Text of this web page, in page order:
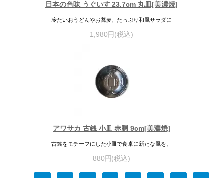
日本の色味 うぐいす 23.7cm 丸皿[美濃焼]
冷たいおうどんやお蕎麦、たっぷり和風サラダに
1,980円(税込)
アワサカ 古銭 小皿 赤胴 9cm[美濃焼]
古銭をモチーフにした小皿で食卓に新たな風を。
880円(税込)